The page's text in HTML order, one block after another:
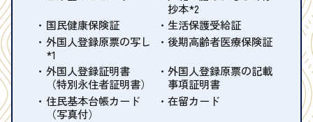
抄本*2
国民健康保険証
生活保護受給証
外国人登録原票の写し
*1
後期高齢者医療保険証
外国人登録証明書
（特別永住者証明書）
外国人登録原票の記載
事項証明書
住民基本台帳カード
（写真付）
在留カード